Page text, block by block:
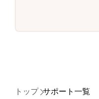
トップ サポート一覧